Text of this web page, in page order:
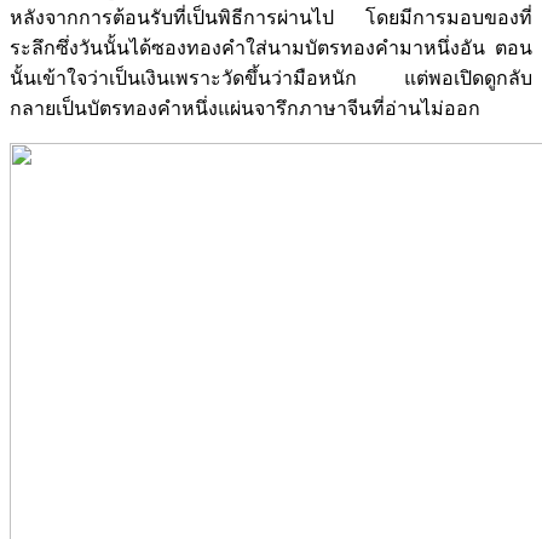
หลังจากการต้อนรับที่เป็นพิธีการผ่านไป โดยมีการมอบของที่
ระลึกซึ่งวันนั้นได้ซองทองคำใส่นามบัตรทองคำมาหนึ่งอัน ตอน
นั้นเข้าใจว่าเป็นเงินเพราะวัดขึ้นว่ามือหนัก แต่พอเปิดดูกลับ
กลายเป็นบัตรทองคำหนึ่งแผ่นจารึกภาษาจีนที่อ่านไม่ออก